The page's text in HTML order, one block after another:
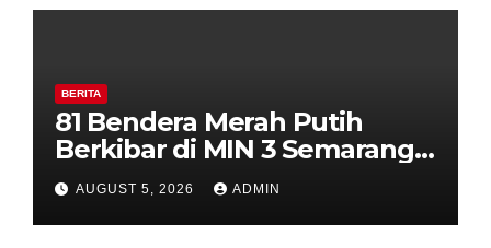
BERITA
81 Bendera Merah Putih
Berkibar di MIN 3 Semarang,
Bhabinkamtibmas Desa
Timpik Hadiri Peringatan
HUT ke-81 Kemerdekaan RI
AUGUST 5, 2026 ADMIN